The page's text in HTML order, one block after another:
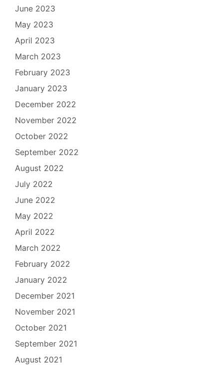
June 2023
May 2023
April 2023
March 2023
February 2023
January 2023
December 2022
November 2022
October 2022
September 2022
August 2022
July 2022
June 2022
May 2022
April 2022
March 2022
February 2022
January 2022
December 2021
November 2021
October 2021
September 2021
August 2021